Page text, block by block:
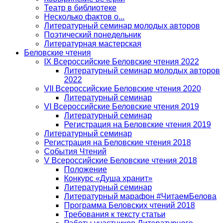
Театр в библиотеке
Несколько фактов о...
Литературный семинар молодых авторов
Поэтический понедельник
Литературная мастерская
Беловские чтения
IX Всероссийские Беловские чтения 2022
Литературный семинар молодых авторов
2022
VII Всероссийские Беловские чтения 2020
Литературный семинар
VI Всероссийские Беловские чтения 2019
Литературный семинар
Регистрация на Беловские чтения 2019
Литературный семинар
Регистрация на Беловские чтения 2018
События Чтений
V Всероссийские Беловские чтения 2018
Положение
Конкурс «Душа хранит»
Литературный семинар
Литературный марафон #ЧитаемБелова
Программа Беловских чтений 2018
Требования к тексту статьи